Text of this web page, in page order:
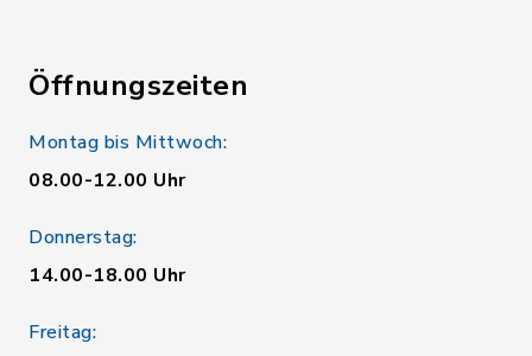
Öffnungszeiten
Montag bis Mittwoch:
08.00-12.00 Uhr
Donnerstag:
14.00-18.00 Uhr
Freitag: